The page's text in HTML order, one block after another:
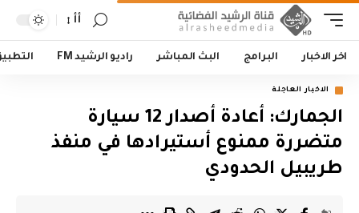
أأ
اخر الاخبار البرامج البث المباشر راديو الرشيد FM
الاخبار العاجلة
الجمارك: أعادة أصدار 12 سيارة
متضررة ممنوع أستيرادها في منفذ
طريبيل الحدودي